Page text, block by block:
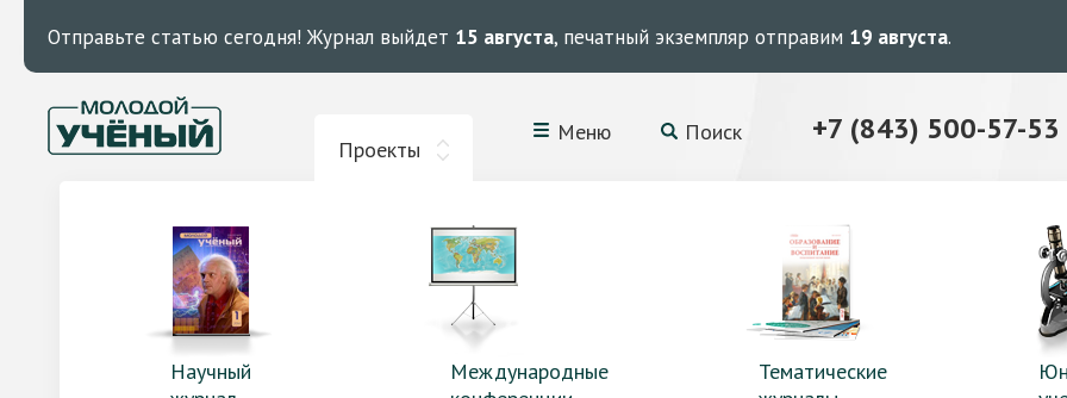
Отправьте статью сегодня! Журнал выйдет 15 августа, печатный экземпляр отправим 19 августа.
Проекты
Меню Поиск +7 (843) 500-57-53
Научный
Международные
Тематические